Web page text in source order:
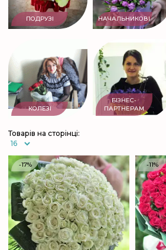
ПОДРУЗІ НАЧАЛЬНИКОВІ
КОЛЕЗІ
БІЗНЕС-
ПАРТНЕРАМ
Товарів на сторінці:
-17% -11%